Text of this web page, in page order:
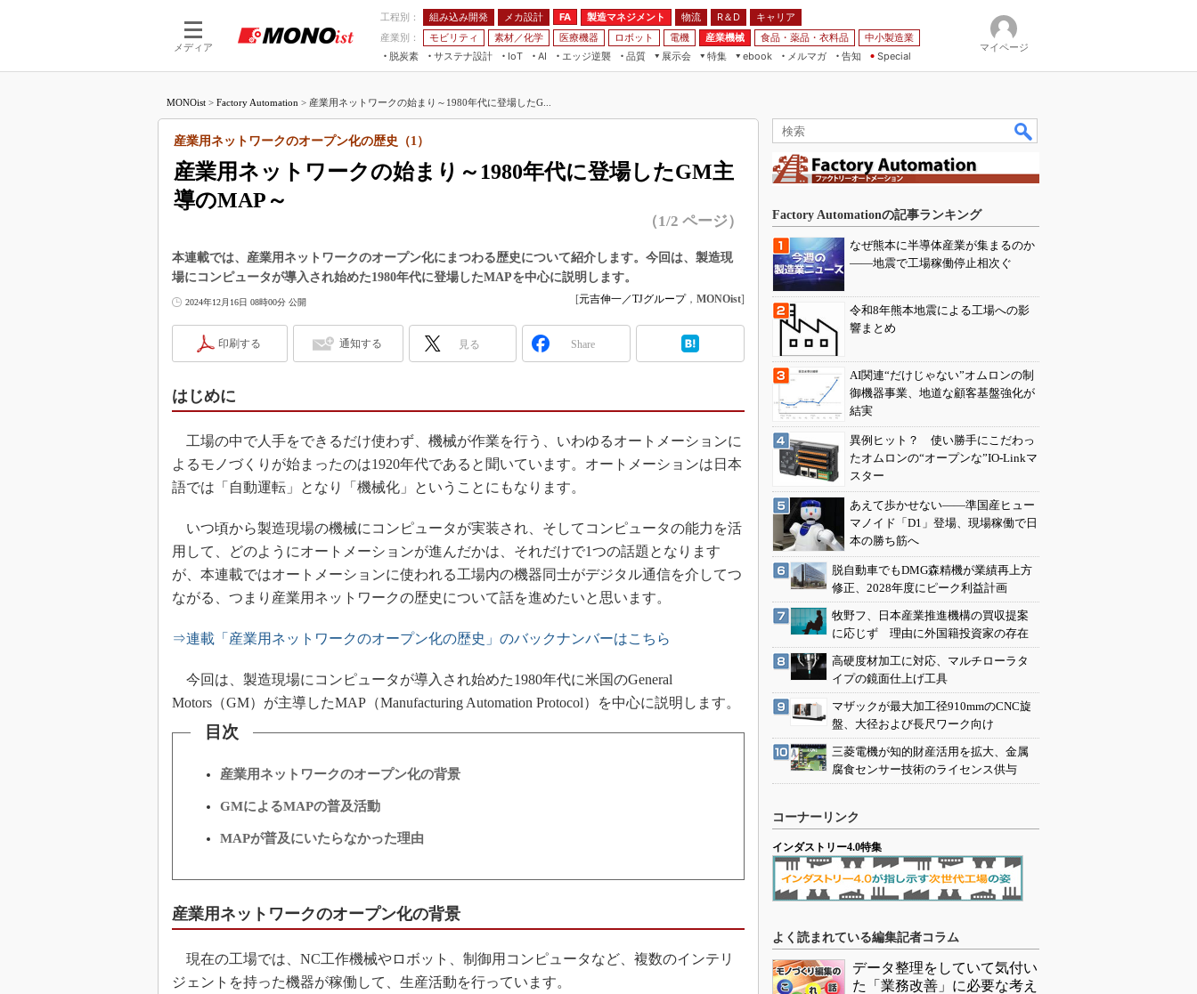
メディア
工程別： 組み込み開発 メカ設計 FA 製造マネジメント 物流 R＆D
キャリア
産業別：
モビリティ 素材／化学 医療機器 ロボット 電機 産業機械 食品・薬品・衣料品
中小製造業
脱炭素
サステナ設計
IoT
つながる工場
つながるサービス
AI
AI×設備保全
Physical AI
エッジ逆襲 品質
展示会
JIMTOF
IIFES
TECHNO-FRONTIER
人テク展
日本ものづくりワールド
産業オープンネット展
特集
つながるクルマ
VR／AR
フィールドサービス
組み込みモデリング
Windows Embedded
車載ソフト開発
ISO26262
S＆OP
インダストリー4.0
メイドインジャパン
植物工場
グローバル設計・開発
制御セキュリティ
新型コロナへの対応
ebook
メルマガ
告知 Special
マイページ
MONOist > Factory Automation > 産業用ネットワークの始まり～1980年代に登場したG...
産業用ネットワークの始まり～1980年代に登場したGM主
導のMAP～
産業用ネットワークのオープン化の歴史（1）
（1/2 ページ）
本連載では、産業用ネットワークのオープン化にまつわる歴史について紹介します。今回は、製造現
場にコンピュータが導入され始めた1980年代に登場したMAPを中心に説明します。
2024年12月16日 08時00分 公開 [元吉伸一／TJグループ， MONOist]
印刷する 通知する 見る Share
はじめに
工場の中で人手をできるだけ使わず、機械が作業を行う、いわゆるオートメーションに
よるモノづくりが始まったのは1920年代であると聞いています。オートメーションは日本
語では「自動運転」となり「機械化」ということにもなります。
いつ頃から製造現場の機械にコンピュータが実装され、そしてコンピュータの能力を活
用して、どのようにオートメーションが進んだかは、それだけで1つの話題となります
が、本連載ではオートメーションに使われる工場内の機器同士がデジタル通信を介してつ
ながる、つまり産業用ネットワークの歴史について話を進めたいと思います。
⇒連載「産業用ネットワークのオープン化の歴史」のバックナンバーはこちら
今回は、製造現場にコンピュータが導入され始めた1980年代に米国のGeneral
Motors（GM）が主導したMAP（Manufacturing Automation Protocol）を中心に説明します。
目次
産業用ネットワークのオープン化の背景
GMによるMAPの普及活動
MAPが普及にいたらなかった理由
産業用ネットワークのオープン化の背景
現在の工場では、NC工作機械やロボット、制御用コンピュータなど、複数のインテリ
ジェントを持った機器が稼働して、生産活動を行っています。
Factory Automationの記事ランキング
なぜ熊本に半導体産業が集まるのか
――地震で工場稼働停止相次ぐ
令和8年熊本地震による工場への影
響まとめ
AI関連“だけじゃない”オムロンの制
御機器事業、地道な顧客基盤強化が
結実
異例ヒット？ 使い勝手にこだわっ
たオムロンの“オープンな”IO-Linkマ
スター
あえて歩かせない――準国産ヒュー
マノイド「D1」登場、現場稼働で日
本の勝ち筋へ
脱自動車でもDMG森精機が業績再上方
修正、2028年度にピーク利益計画
牧野フ、日本産業推進機構の買収提案
に応じず 理由に外国籍投資家の存在
高硬度材加工に対応、マルチローラタ
イプの鏡面仕上げ工具
マザックが最大加工径910mmのCNC旋
盤、大径および長尺ワーク向け
三菱電機が知的財産活用を拡大、金属
腐食センサー技術のライセンス供与
コーナーリンク
インダストリー4.0特集
よく読まれている編集記者コラム
データ整理をしていて気付い
た「業務改善」に必要な考え